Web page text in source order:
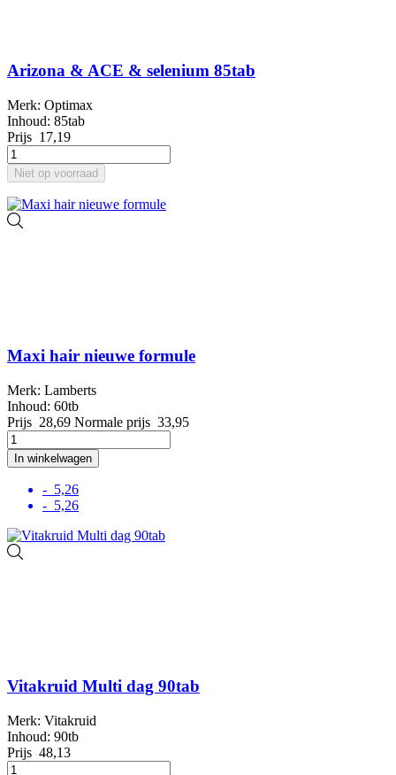
Arizona & ACE & selenium 85tab
Merk: Optimax
Inhoud: 85tab
Prijs 17,19
Niet op voorraad
Maxi hair nieuwe formule
Merk: Lamberts
Inhoud: 60tb
Prijs 28,69 Normale prijs 33,95
In winkelwagen
- 5,26
- 5,26
Vitakruid Multi dag 90tab
Merk: Vitakruid
Inhoud: 90tb
Prijs 48,13